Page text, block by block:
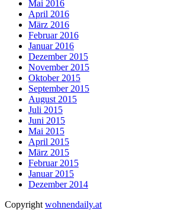
Mai 2016
April 2016
März 2016
Februar 2016
Januar 2016
Dezember 2015
November 2015
Oktober 2015
September 2015
August 2015
Juli 2015
Juni 2015
Mai 2015
April 2015
März 2015
Februar 2015
Januar 2015
Dezember 2014
Copyright wohnendaily.at